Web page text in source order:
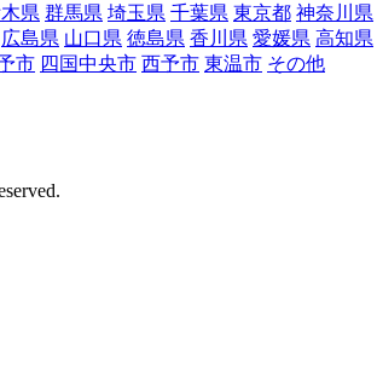
県 群馬県 埼玉県 千葉県 東京都 神奈川県
広島県 山口県 徳島県 香川県 愛媛県 高知県
市 四国中央市 西予市 東温市 その他